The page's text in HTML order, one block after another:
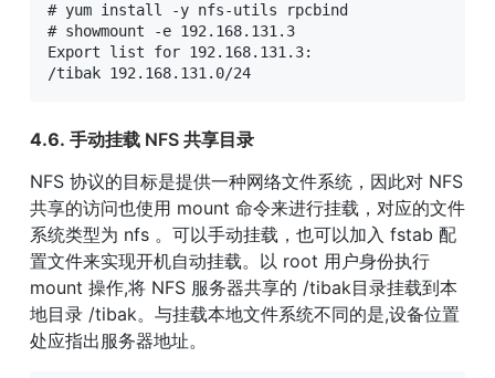
# yum install -y nfs-utils rpcbind
# showmount -e 192.168.131.3
Export list for 192.168.131.3:
/tibak 192.168.131.0/24
4.6. 手动挂载 NFS 共享目录
NFS 协议的目标是提供一种网络文件系统，因此对 NFS
共享的访问也使用 mount 命令来进行挂载，对应的文件
系统类型为 nfs 。可以手动挂载，也可以加入 fstab 配
置文件来实现开机自动挂载。以 root 用户身份执行
mount 操作,将 NFS 服务器共享的 /tibak目录挂载到本
地目录 /tibak。与挂载本地文件系统不同的是,设备位置
处应指出服务器地址。